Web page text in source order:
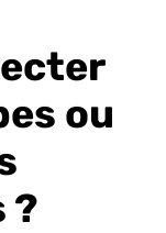
ou
?